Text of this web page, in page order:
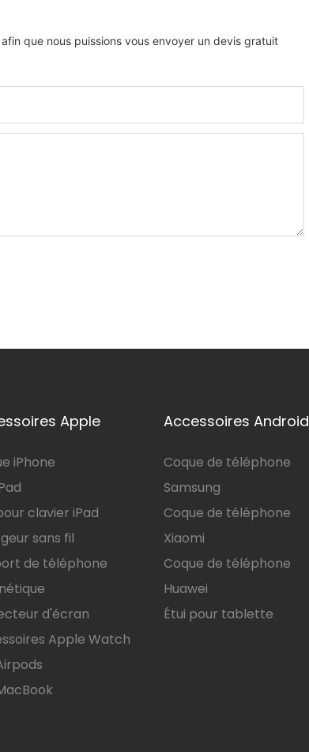
que nous puissions vous envoyer un devis gratuit
Apple
iPhone
clavier iPad
sans fil
de téléphone
d'écran
Apple Watch
Accessoires Android
Coque de téléphone
Samsung
Coque de téléphone
Xiaomi
Coque de téléphone
Huawei
Étui pour tablette